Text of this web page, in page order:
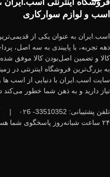
ارزش افزوده بسیار بالا در آینده
آینده یکاسب مسابقه‌ای قدرتمند و
این سیلمی تولید کننده کره های
اسب و لوازم سوارکاری
اسب.ایران به عنوان یکی از
کالا و تضمین اصل‌بودن کالا موفق
به بزرگ‌ترین فروشگاه اینترنتی در
سایت اسب.ایران با دنیایی از اسب
نیاز دارید و به ذهن شما خطور می‌کند در
تلفن پشتیبانی: 33510352- ۰۲6 |
۲۴ ساعت شبانه‌روز پاسخگوی شما هستیم.